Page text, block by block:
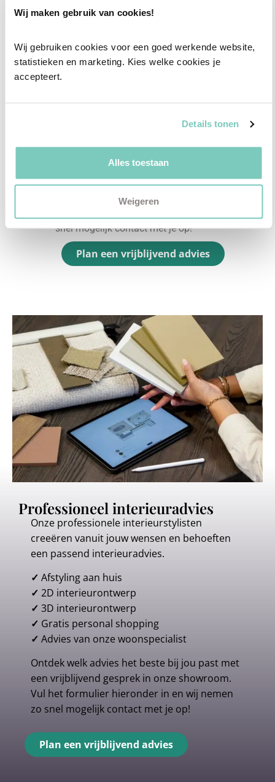
Wij maken gebruik van cookies!
Wij gebruiken cookies voor een goed werkende website,
statistieken en marketing. Kies welke cookies je
accepteert.
Details tonen
Alles toestaan
Weigeren
vanuit jouw wensen en behoeften een
✓ Afstyling aan huis
✓
✓ 3D interieurontwerp
Ontdek welk advies het beste bij jou past met
een vrijblijvend gesprek in onze showroom.
Vul het formulier hieronder in en wij nemen zo
snel mogelijk contact met je op!
Plan een vrijblijvend advies
Professioneel interieuradvies
Onze professionele interieurstylisten
creeëren vanuit jouw wensen en behoeften
een passend interieuradvies.
✓ Afstyling aan huis
✓ 2D interieurontwerp
✓ 3D interieurontwerp
✓ Gratis personal shopping
✓ Advies van onze woonspecialist
Ontdek welk advies het beste bij jou past met
een vrijblijvend gesprek in onze showroom.
Vul het formulier hieronder in en wij nemen
zo snel mogelijk contact met je op!
Plan een vrijblijvend advies